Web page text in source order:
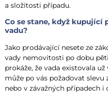
a složitosti případu.
Co se stane, když kupující
vadu?
Jako prodávající nesete ze
vady nemovitosti po dobu
prokáže, že vada existovala
může po vás požadovat slevu
nebo v závažných případech